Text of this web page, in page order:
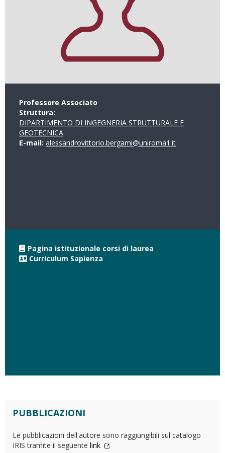
Professore Associato
Struttura:
DIPARTIMENTO DI INGEGNERIA STRUTTURALE E
GEOTECNICA
E-mail: alessandrovittorio.bergami@uniroma1.it
Pagina istituzionale corsi di laurea
Curriculum Sapienza
PUBBLICAZIONI
Le pubblicazioni dell'autore sono raggiungibili sul catalogo
IRIS tramite il seguente link